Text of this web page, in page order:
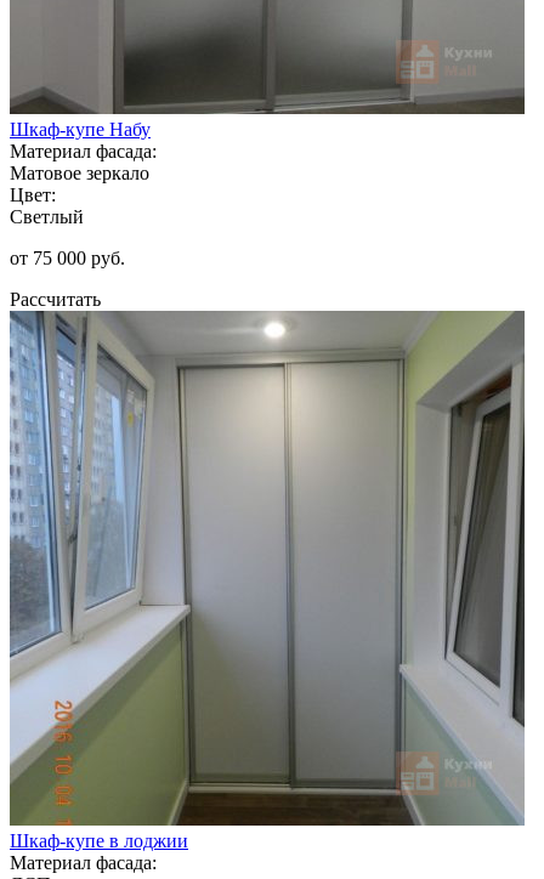
Шкаф-купе Набу
Материал фасада:
Матовое зеркало
Цвет:
Светлый
от 75 000 руб.
Рассчитать
Шкаф-купе в лоджии
Материал фасада: